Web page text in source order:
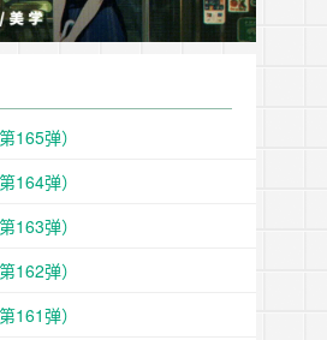
165弹）
164弹）
163弹）
162弹）
161弹）